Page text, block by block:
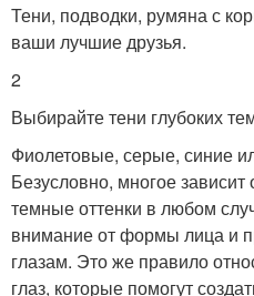
Тени, подводки, румяна с
ваши лучшие друзья.
2
Выбирайте тени глубоких
Фиолетовые, серые, синие
Безусловно, многое зависит
темные оттенки в любом
внимание от формы лица и
глазам. Это же правило
глаз, которые помогут